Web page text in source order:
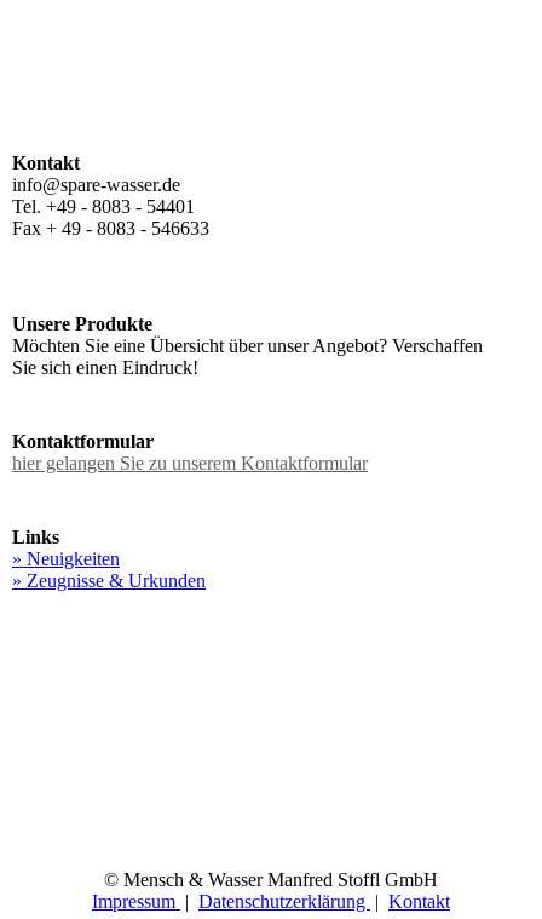
Kontakt
info@spare-wasser.de
Tel. +49 - 8083 - 54401
Fax + 49 - 8083 - 546633
Unsere Produkte
Möchten Sie eine Übersicht über unser Angebot? Verschaffen
Sie sich einen Eindruck!
Kontaktformular
hier gelangen Sie zu unserem Kontaktformular
Links
» Neuigkeiten
» Zeugnisse & Urkunden
© Mensch & Wasser Manfred Stoffl GmbH
Impressum | Datenschutzerklärung | Kontakt